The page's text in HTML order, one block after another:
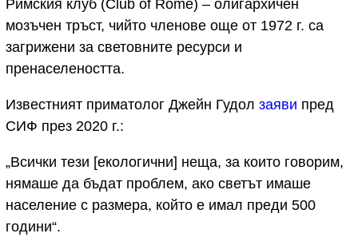
Римския клуб (Club of Rome) – олигархичен
мозъчен тръст, чийто членове още от 1972 г. са
загрижени за световните ресурси и
пренаселеността.
Известният приматолог Джейн Гудол заяви пред
СИФ през 2020 г.:
„Всички тези [екологични] неща, за които говорим,
нямаше да бъдат проблем, ако светът имаше
население с размера, който е имал преди 500
години“.